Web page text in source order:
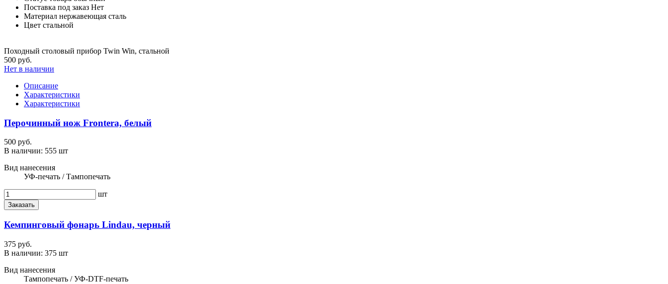
Поставка под заказ Нет
Материал нержавеющая сталь
Цвет стальной
Походный столовый прибор Twin Win, стальной
500 руб.
Нет в наличии
Описание
Характеристики
Характеристики
Перочинный нож Frontera, белый
500 руб.
В наличии: 555 шт
Вид нанесения
УФ-печать / Тампопечать
шт
Заказать
Кемпинговый фонарь Lindau, черный
375 руб.
В наличии: 375 шт
Вид нанесения
Тампопечать / УФ-DTF-печать